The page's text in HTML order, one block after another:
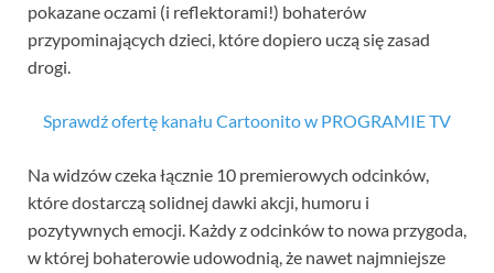
pokazane oczami (i reflektorami!) bohaterów
przypominających dzieci, które dopiero uczą się zasad
drogi.
Sprawdź ofertę kanału Cartoonito w PROGRAMIE TV
Na widzów czeka łącznie 10 premierowych odcinków,
które dostarczą solidnej dawki akcji, humoru i
pozytywnych emocji. Każdy z odcinków to nowa przygoda,
w której bohaterowie udowodnią, że nawet najmniejsze